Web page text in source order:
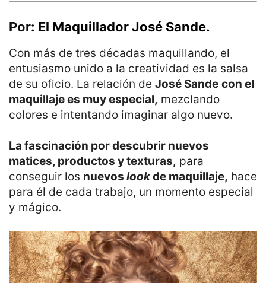
Por: El Maquillador José Sande.
Con más de tres décadas maquillando, el
entusiasmo unido a la creatividad es la salsa
de su oficio. La relación de José Sande con el
maquillaje es muy especial, mezclando
colores e intentando imaginar algo nuevo.
La fascinación por descubrir nuevos
matices, productos y texturas, para
conseguir los nuevos lookde maquillaje, hace
para él de cada trabajo, un momento especial
y mágico.